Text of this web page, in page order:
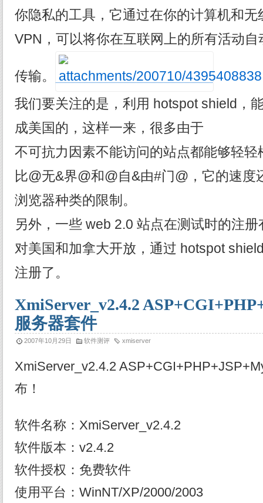
你隐私的工具，它通过在你的计算机和无
VPN，可以将你在互联网上的所有活动
传输。
我们要关注的是，利用 hotspot shield，
成美国的，这样一来，很多由于
不可抗力因素不能访问的站点都能够轻
比@无&界@和@自&由#门@，它的速
浏览器种类的限制。
另外，一些 web 2.0 站点在测试时的注
对美国和加拿大开放，通过 hotspot
注册了。
XmiServer_v2.4.2
服务器套件
2007年10月29日 软件测评 xmiserver
XmiServer_v2.4.2
布！
软件名称：XmiServer_v2.4.2
软件版本：v2.4.2
软件授权：免费软件
使用平台：WinNT/XP/2000/2003